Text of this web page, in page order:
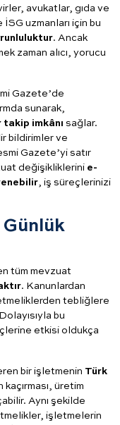
avukatlar, gıda ve
uzmanları için bu
. Ancak
zaman alıcı, yorucu
Gazete’de
sunarak,
takip imkânı sağlar.
bildirimler ve
Gazete’yi satır
değişikliklerini e-
, iş süreçlerinizi
tüm mevzuat
. Kanunlardan
tebliğlere
bu
etkisi oldukça
bir işletmenin Türk
üretim
Aynı şekilde
işletmelerin